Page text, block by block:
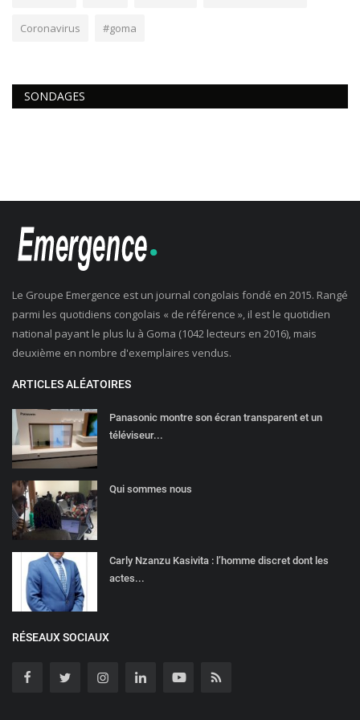
Coronavirus #goma
SONDAGES
Le Groupe Emergence est un journal congolais fondé en 2015. Rangé
parmi les quotidiens congolais « de référence », il est le quotidien
national payant le plus lu à Goma (1042 lecteurs en 2016), mais
deuxième en nombre d'exemplaires vendus.
ARTICLES ALÉATOIRES
Panasonic montre son écran transparent et un
téléviseur...
Qui sommes nous
Carly Nzanzu Kasivita : l’homme discret dont les
actes...
RÉSEAUX SOCIAUX